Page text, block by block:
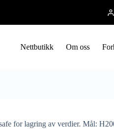
Nettbutikk Om oss
for lagring av verdier. Mål: